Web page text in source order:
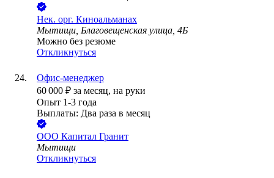
Нек. орг. Киноальманах
Мытищи, Благовещенская улица, 4Б
Можно без резюме
Откликнуться
Офис-менеджер
60 000 ₽ за месяц, на руки
Опыт 1-3 года
Выплаты: Два раза в месяц
ООО Капитал Гранит
Мытищи
Откликнуться